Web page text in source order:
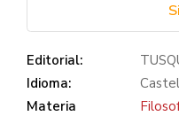
Editorial:
Idioma:
Materia